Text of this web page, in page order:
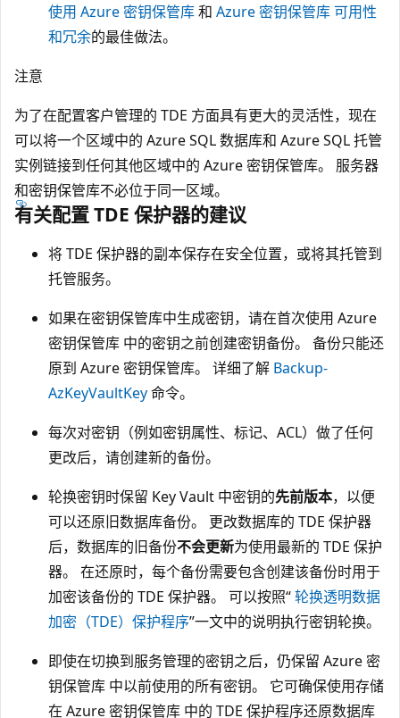
使用 Azure 密钥保管库和 Azure 密钥保管库 可用性
和冗余的最佳做法。
注意
为了在配置客户管理的 TDE 方面具有更大的灵活性，现在
可以将一个区域中的 Azure SQL 数据库和 Azure SQL 托管
实例链接到任何其他区域中的 Azure 密钥保管库。 服务器
和密钥保管库不必位于同一区域。
有关配置 TDE 保护器的建议
将 TDE 保护器的副本保存在安全位置，或将其托管到
托管服务。
如果在密钥保管库中生成密钥，请在首次使用 Azure
密钥保管库 中的密钥之前创建密钥备份。 备份只能还
原到 Azure 密钥保管库。 详细了解 Backup-
AzKeyVaultKey命令。
每次对密钥（例如密钥属性、标记、ACL）做了任何
更改后，请创建新的备份。
轮换密钥时保留 Key Vault 中密钥的先前版本，以便
可以还原旧数据库备份。 更改数据库的 TDE 保护器
后，数据库的旧备份不会更新为使用最新的 TDE 保护
器。 在还原时，每个备份需要包含创建该备份时用于
加密该备份的 TDE 保护器。 可以按照“轮换透明数据
加密（TDE）保护程序”一文中的说明执行密钥轮换。
即使在切换到服务管理的密钥之后，仍保留 Azure 密
钥保管库 中以前使用的所有密钥。 它可确保使用存储
在 Azure 密钥保管库 中的 TDE 保护程序还原数据库